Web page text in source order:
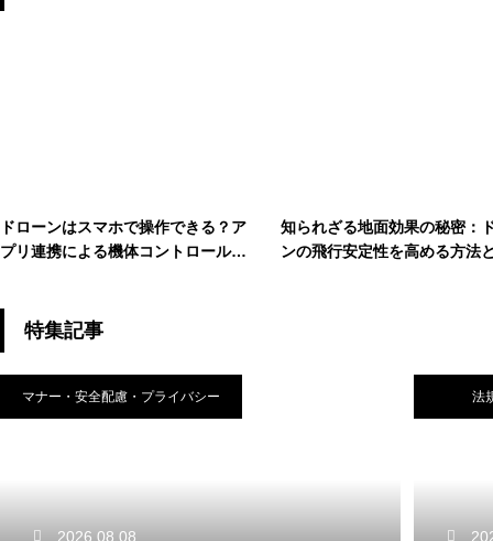
ドローンはスマホで操作できる？ア
プリ連携による機体コントロール方
知られざる地面効果の秘密：
ンの飛行安定性を高める方法
特集記事
マナー・安全配慮・プライバシー
2026.08.08
法